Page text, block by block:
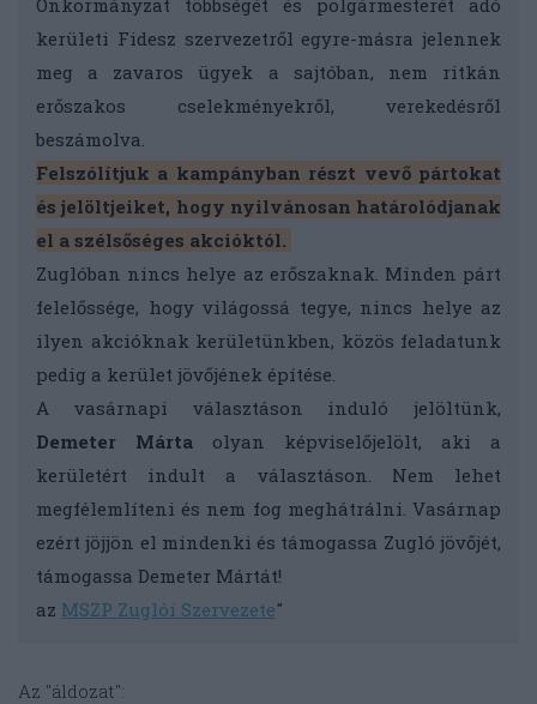
kerületi Fidesz szervezetről egyre-másra jelennek
meg a zavaros ügyek a sajtóban, nem ritkán
erőszakos cselekményekről, verekedésről
beszámolva.
Felszólítjuk a kampányban részt vevő pártokat
és jelöltjeiket, hogy nyilvánosan határolódjanak
el a szélsőséges akcióktól.
Zuglóban nincs helye az erőszaknak. Minden párt
felelőssége, hogy világossá tegye, nincs helye az
ilyen akcióknak kerületünkben, közös feladatunk
pedig a kerület jövőjének építése.
A vasárnapi választáson induló jelöltünk,
Demeter Márta olyan képviselőjelölt, aki a
kerületért indult a választáson. Nem lehet
megfélemlíteni és nem fog meghátrálni. Vasárnap
ezért jöjjön el mindenki és támogassa Zugló jövőjét,
támogassa Demeter Mártát!
az MSZP Zuglói Szervezete"
Az "áldozat":